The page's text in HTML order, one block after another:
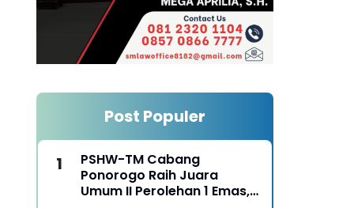
Post Populer
PSHW-TM Cabang
Ponorogo Raih Juara
Umum II Perolehan 1 Emas,